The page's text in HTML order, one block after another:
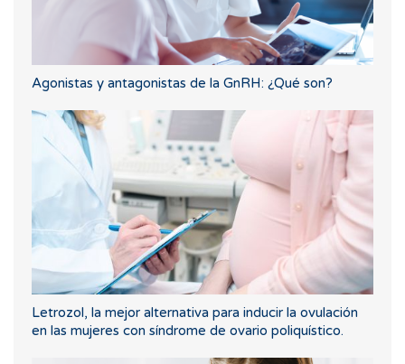
Agonistas y antagonistas de la GnRH: ¿Qué son?
Letrozol, la mejor alternativa para inducir la ovulación
en las mujeres con síndrome de ovario poliquístico.